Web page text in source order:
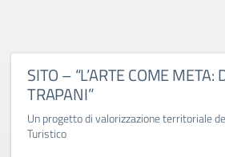
SITO – “L’ARTE COME META:
TRAPANI”
Un progetto di valorizzazione territoriale
Turistico